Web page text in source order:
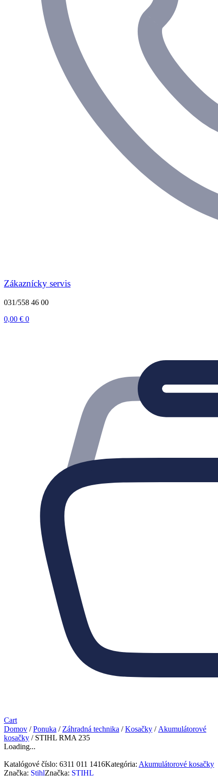
Zákaznícky servis
031/558 46 00
0,00 € 0
Cart
Domov /Ponuka / Záhradná technika /Kosačky / Akumulátorové
kosačky / STIHL RMA 235
Loading...
Katalógové číslo: 6311 011 1416Kategória: Akumulátorové kosačky
Značka: StihlZnačka: STIHL